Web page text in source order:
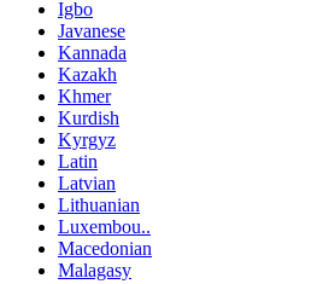
Igbo
Javanese
Kannada
Kazakh
Khmer
Kurdish
Kyrgyz
Latin
Latvian
Lithuanian
Luxembou..
Macedonian
Malagasy